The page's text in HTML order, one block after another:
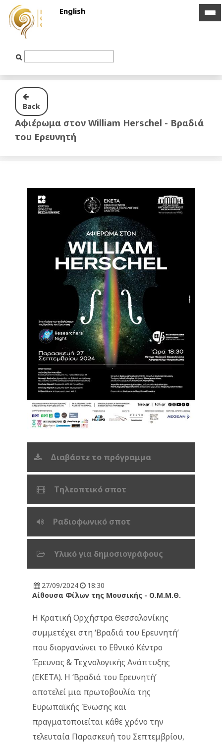
English
Input
Back
Αφιέρωμα στον William Herschel - Βραδιά
του Ερευνητή
Διαβάστε το πρόγραμμα
Τηλεοπτικό σποτ
Ραδιοφωνικό σποτ
Υλικό για δημοσιογράφους
27/09/2024
18:30
Αίθουσα Φίλων της Μουσικής - Ο.Μ.Μ.Θ.
Η Κρατική Ορχήστρα Θεσσαλονίκης
συμμετέχει στη ‘Βραδιά του Ερευνητή’
που διοργανώνει το Εθνικό Κέντρο
Έρευνας & Τεχνολογικής Ανάπτυξης
(ΕΚΕΤΑ). Η ‘Βραδιά του Ερευνητή’
αποτελεί μια πρωτοβουλία της
Ευρωπαϊκής Ένωσης και
πραγματοποιείται κάθε χρόνο την
τελευταία Παρασκευή του Σεπτεμβρίου,